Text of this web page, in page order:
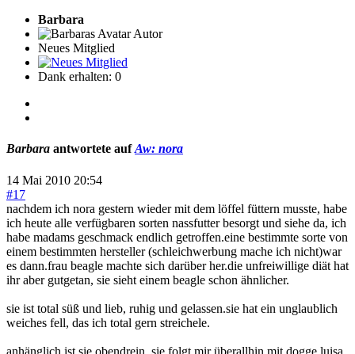
Barbara
Autor
Neues Mitglied
Dank erhalten: 0
Barbara antwortete aufAw: nora
14 Mai 2010 20:54
#17
nachdem ich nora gestern wieder mit dem löffel füttern musste, habe
ich heute alle verfügbaren sorten nassfutter besorgt und siehe da, ich
habe madams geschmack endlich getroffen.eine bestimmte sorte von
einem bestimmten hersteller (schleichwerbung mache ich nicht)war
es dann.frau beagle machte sich darüber her.die unfreiwillige diät hat
ihr aber gutgetan, sie sieht einem beagle schon ähnlicher.
sie ist total süß und lieb, ruhig und gelassen.sie hat ein unglaublich
weiches fell, das ich total gern streichele.
anhänglich ist sie obendrein, sie folgt mir überallhin.mit dogge luisa